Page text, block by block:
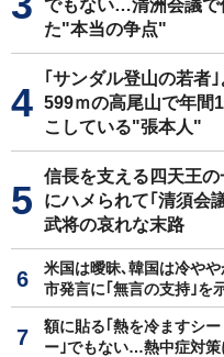
でもない…清洲会議で
た"本当の争点"
｢サンダル登山の若者
599ｍの高尾山で年間
こしている"張本人"
信長を支える四天王
にハメられて｢清須会
武将の哀れな末路
米国は曖昧､韓国は冷や
市発言に｢無言の支持｣を
額に貼る｢熱を冷ますシ
ー｣でもない…熱中症対